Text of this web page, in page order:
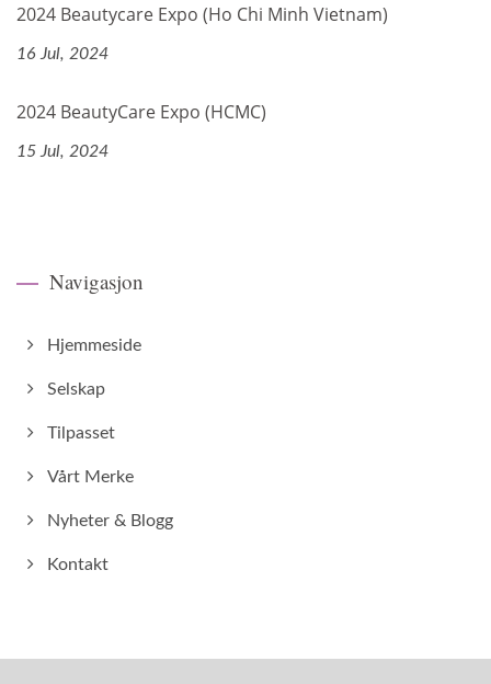
2024 Beautycare Expo (Ho Chi Minh Vietnam)
16 Jul, 2024
2024 BeautyCare Expo (HCMC)
15 Jul, 2024
Navigasjon
Hjemmeside
Selskap
Tilpasset
Vårt Merke
Nyheter & Blogg
Kontakt